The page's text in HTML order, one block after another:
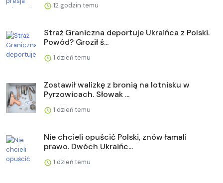
12 godzin temu
Straż Graniczna deportuje Ukraińca z Polski.
Powód? Groził ś...
1 dzień temu
Zostawił walizkę z bronią na lotnisku w
Pyrzowicach. Słowak ...
1 dzień temu
Nie chcieli opuścić Polski, znów łamali
prawo. Dwóch Ukraińc...
1 dzień temu